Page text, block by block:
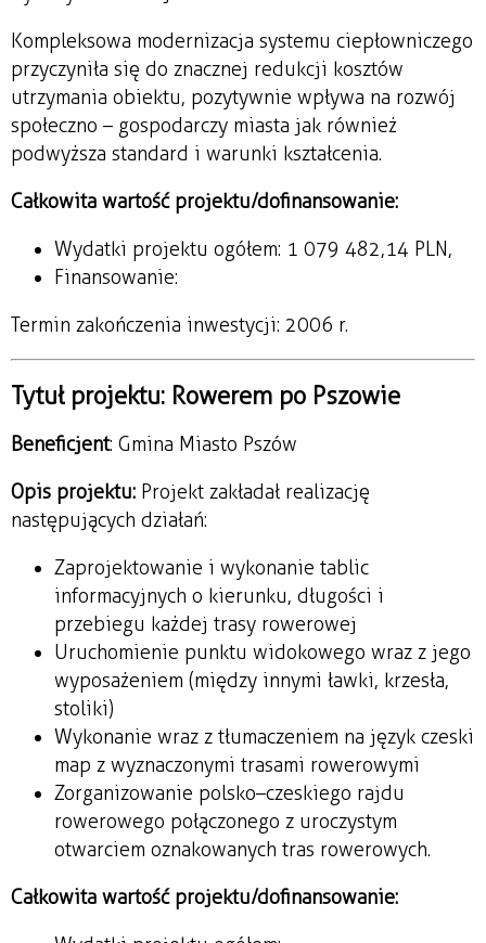
Kompleksowa modernizacja systemu ciepłowniczego
przyczyniła się do znacznej redukcji kosztów
utrzymania obiektu, pozytywnie wpływa na rozwój
społeczno – gospodarczy miasta jak również
podwyższa standard i warunki kształcenia.
Całkowita wartość projektu/dofinansowanie:
Wydatki projektu ogółem: 1 079 482,14 PLN,
Finansowanie:
Termin zakończenia inwestycji: 2006 r.
Tytuł projektu: Rowerem po Pszowie
Beneficjent: Gmina Miasto Pszów
Opis projektu: Projekt zakładał realizację
następujących działań:
Zaprojektowanie i wykonanie tablic
informacyjnych o kierunku, długości i
przebiegu każdej trasy rowerowej
Uruchomienie punktu widokowego wraz z jego
wyposażeniem (między innymi ławki, krzesła,
stoliki)
Wykonanie wraz z tłumaczeniem na język czeski
map z wyznaczonymi trasami rowerowymi
Zorganizowanie polsko–czeskiego rajdu
rowerowego połączonego z uroczystym
otwarciem oznakowanych tras rowerowych.
Całkowita wartość projektu/dofinansowanie: